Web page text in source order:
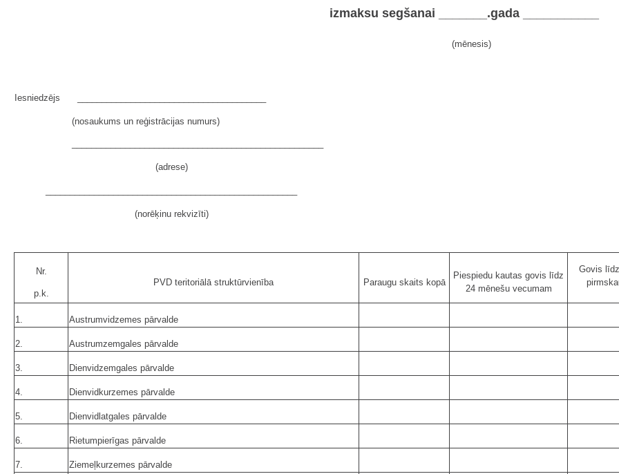
izmaksu segšanai _______.gada ___________
(mēnesis)
Iesniedzējs
(nosaukums un reģistrācijas numurs)
(adrese)
(norēķinu rekvizīti)
Nr.
p.k.
PVD teritoriālā struktūrvienība Paraugu skaits kopā
Piespiedu kautas govis līdz
24 mēnešu vecumam
Govis
1. Austrumvidzemes pārvalde
2. Austrumzemgales pārvalde
3. Dienvidzemgales pārvalde
4. Dienvidkurzemes pārvalde
5. Dienvidlatgales pārvalde
6. Rietumpierīgas pārvalde
7. Ziemeļkurzemes pārvalde